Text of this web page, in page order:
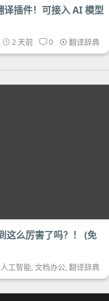
插件！可接入 AI 模型
2 天前 0 翻译辞典
这么厉害了吗？！ (免
人工智能,文档办公,翻译辞典